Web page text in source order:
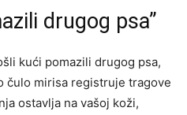
drugog psa”
kući pomazili drugog psa,
čulo mirisa registruje tragove
ostavlja na vašoj koži,